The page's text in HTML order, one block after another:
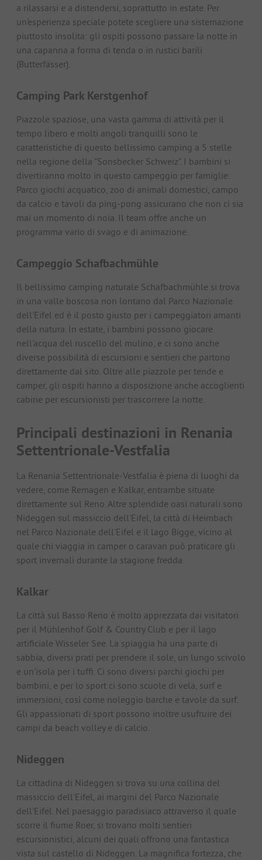
a rilassarsi e a distendersi, soprattutto in estate. Per
un'esperienza speciale potete scegliere una sistemazione
piuttosto insolita: gli ospiti possono passare la notte in
una capanna a forma di tenda o in rustici barili
(Butterfässer).
Camping Park Kerstgenhof
Piazzole spaziose, una vasta gamma di attività per il
tempo libero e molti angoli tranquilli sono le
caratteristiche di questo bellissimo camping a 5 stelle
nella regione della "Sonsbecker Schweiz". I bambini si
divertiranno molto in questo campeggio per famiglie:
Parco giochi acquatico, zoo di animali domestici, campo
da calcio e tavoli da ping-pong assicurano che non ci sia
mai un momento di noia. Il team offre anche un
programma vario di svago e di animazione.
Campeggio Schafbachmühle
Il bellissimo camping naturale Schafbachmühle si trova
in una valle boscosa non lontano dal Parco Nazionale
dell'Eifel ed è il posto giusto per i campeggiatori amanti
della natura. In estate, i bambini possono giocare
nell'acqua del ruscello del mulino, e ci sono anche
diverse possibilità di escursioni e sentieri che partono
direttamente dal sito. Oltre alle piazzole per tende e
camper, gli ospiti hanno a disposizione anche accoglienti
cabine per escursionisti per trascorrere la notte.
Principali destinazioni in Renania
Settentrionale-Vestfalia
La Renania Settentrionale-Vestfalia è piena di luoghi da
vedere, come Remagen e Kalkar, entrambe situate
direttamente sul Reno. Altre splendide oasi naturali sono
Nideggen sul massiccio dell'Eifel, la città di Heimbach
nel Parco Nazionale dell'Eifel e il lago Bigge, vicino al
quale chi viaggia in camper o caravan può praticare gli
sport invernali durante la stagione fredda.
Kalkar
La città sul Basso Reno è molto apprezzata dai visitatori
per il Mühlenhof Golf & Country Club e per il lago
artificiale Wisseler See. La spiaggia ha una parte di
sabbia, diversi prati per prendere il sole, un lungo scivolo
e un'isola per i tuffi. Ci sono diversi parchi giochi per
bambini, e per lo sport ci sono scuole di vela, surf e
immersioni, così come noleggio barche e tavole da surf.
Gli appassionati di sport possono inoltre usufruire dei
campi da beach volley e di calcio.
Nideggen
La cittadina di Nideggen si trova su una collina del
massiccio dell'Eifel, ai margini del Parco Nazionale
dell'Eifel. Nel paesaggio paradisiaco attraverso il quale
scorre il fiume Roer, si trovano molti sentieri
escursionistici, alcuni dei quali offrono una fantastica
vista sul castello di Nideggen. La magnifica fortezza, che